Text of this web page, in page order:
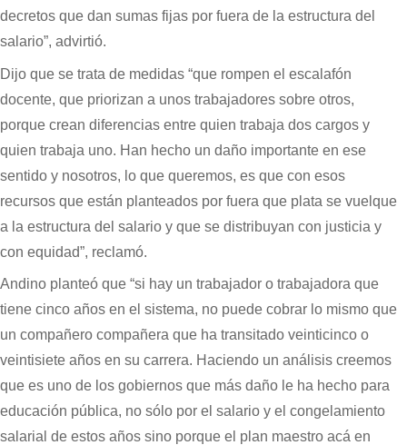
decretos que dan sumas fijas por fuera de la estructura del
salario”, advirtió.
Dijo que se trata de medidas “que rompen el escalafón
docente, que priorizan a unos trabajadores sobre otros,
porque crean diferencias entre quien trabaja dos cargos y
quien trabaja uno. Han hecho un daño importante en ese
sentido y nosotros, lo que queremos, es que con esos
recursos que están planteados por fuera que plata se vuelque
a la estructura del salario y que se distribuyan con justicia y
con equidad”, reclamó.
Andino planteó que “si hay un trabajador o trabajadora que
tiene cinco años en el sistema, no puede cobrar lo mismo que
un compañero compañera que ha transitado veinticinco o
veintisiete años en su carrera. Haciendo un análisis creemos
que es uno de los gobiernos que más daño le ha hecho para
educación pública, no sólo por el salario y el congelamiento
salarial de estos años sino porque el plan maestro acá en